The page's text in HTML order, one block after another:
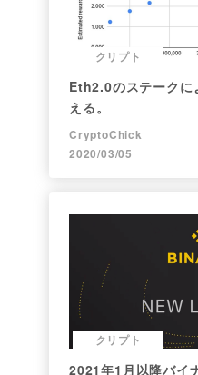
クリプト
Eth2.0のステークに
える。
CryptoChick
2020/03/05
クリプト
2021年1月以降バイ